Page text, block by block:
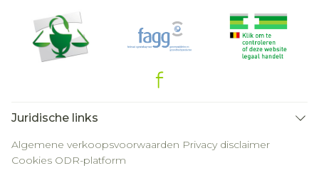
Juridische links
Algemene verkoopsvoorwaarden Privacy disclaimer
Cookies ODR-platform